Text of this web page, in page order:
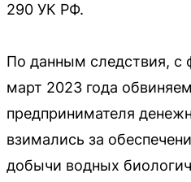
290 УК РФ.
По данным следствия, с
март 2023 года
предпринимателя
взимались за
добычи водных